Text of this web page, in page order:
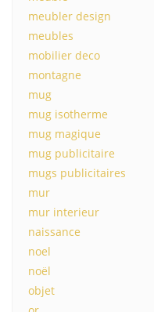
meubler design
meubles
mobilier deco
montagne
mug
mug isotherme
mug magique
mug publicitaire
mugs publicitaires
mur
mur interieur
naissance
noel
noël
objet